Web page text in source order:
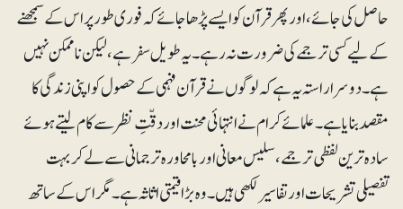
حاصل کی جائے، اورپھر قرآن کو ایسے پڑھا جائے کہ فوری طور پر اس کے سمجھنے
کے لیے کسی ترجمے کی ضرورت نہ رہے۔ یہ طویل سفر ہے، لیکن ناممکن نہیں
ہے۔ دوسرا راستہ یہ ہے کہ لوگوں نے قرآن فہمی کے حصول کو اپنی زندگی کا
مقصد بنایا ہے۔ علمائے کرام نے انتہائی محنت اور دقّتِ نظر سے کام لیتے ہوئے
سادہ ترین لفظی ترجمے ، سلیس معانی اور بامحاورہ ترجمانی سے لے کر بہت
تفصیلی تشریحات اور تفاسیرلکھی ہیں۔ وہ بڑا قیمتی اثاثہ ہے۔ مگر اس کے ساتھ